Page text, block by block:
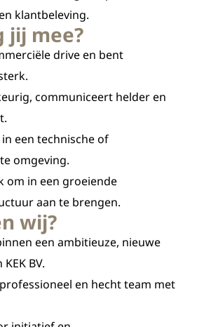
klantbeleving.
jij mee?
drive en bent
communiceert helder en
in een technische of
omgeving.
om in een groeiende
aan te brengen.
wij?
een ambitieuze, nieuwe
BV.
en hecht team met